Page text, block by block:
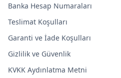
Banka Hesap Numaraları
Teslimat Koşulları
Garanti ve İade Koşulları
Gizlilik ve Güvenlik
KVKK Aydınlatma Metni